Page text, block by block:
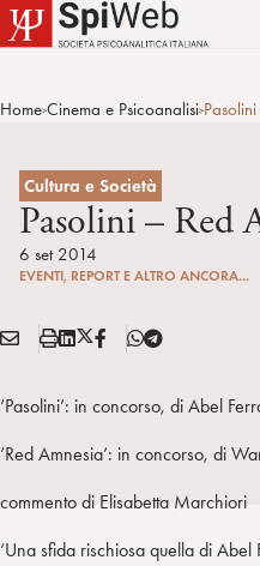
Home>Cinema e Psicoanalisi>
Cultura e Società
Pasolini – Red
6 set 2014
EVENTI, REPORT E ALTRO ANCORA...
Condividi:
E
A
L
S
a
p
L
n
e
i
n
X
T
i
t
F
T
g
a
‘Pasolini’: in concorso, di Abel
‘Red Amnesia’: in concorso, di
commento di Elisabetta Marchiori
‘Una sfida rischiosa quella di